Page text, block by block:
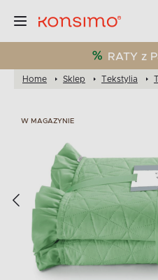
RATY z
Home Sklep Tekstylia
W MAGAZYNIE